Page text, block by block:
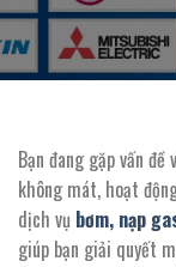
Bạn đang gặp vấn đề
không mát, hoạt
dịch vụ bơm, nạp
giúp bạn giải quyết